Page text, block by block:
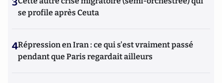
se profile après Ceuta
4Répression en Iran : ce qui s'est vraiment passé
pendant que Paris regardait ailleurs